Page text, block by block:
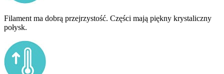
Filament ma dobrą przejrzystość. Części mają piękny krystaliczny
połysk.